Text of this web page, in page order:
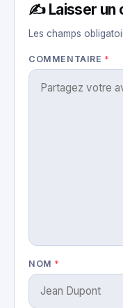
✍️ Laisser un
Les champs
COMMENTAIRE *
NOM *